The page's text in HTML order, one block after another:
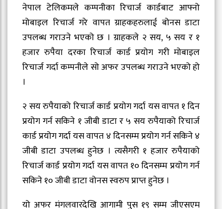
नेपाल टेलिकमले कम्पनीका रिचार्ज कार्डबाट आफ्नो
मोबाइल रिचार्ज गरे वापत ग्राहकहरुलाई बोनस डाटा
उपलब्ध गराउने भएको छ । ग्राहकले २ सय, ५ सय र १
हजार रुपैया दरका रिचार्ज कार्ड प्रयोग गरी मोबाइल
रिचार्ज गर्दा कम्पनीले सो अफर उपलब्ध गराउने भएको हो
।
२ सय रुपैयाको रिचार्ज कार्ड प्रयोग गर्दा यस वापत १ दिन
प्रयोग गर्न सकिने १ जीबी डाटा र ५ सय रुपैयाको रिचार्ज
कार्ड प्रयोग गर्दा यस वापत ४ दिनसम्म प्रयोग गर्न सकिने ४
जीबी डाटा उपलब्ध हुनेछ । त्यसैगरी १ हजार रुपैयाको
रिचार्ज कार्ड प्रयोग गर्दा यस वापत १० दिनसम्म प्रयोग गर्न
सकिने १० जीबी डाटा वोनस स्वरुप प्राप्त हुनेछ ।
यो अफर मंगलवारदेखि आगामी पुस १९ सम्म जीएसएम